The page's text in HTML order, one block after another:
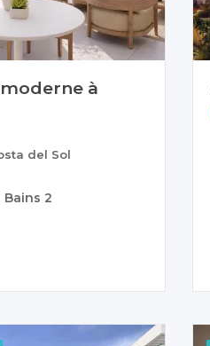
à
del Sol
Bains 2